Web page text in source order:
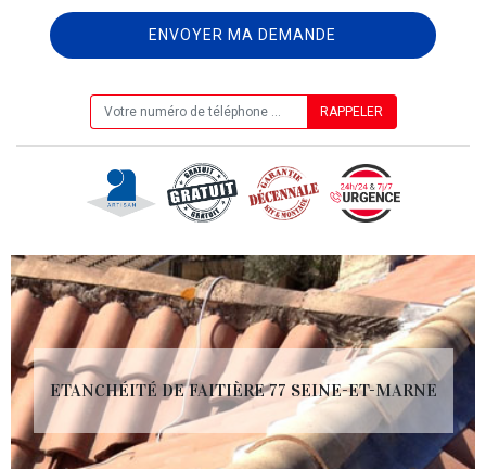
ETANCHÉITÉ DE FAITIÈRE 77 SEINE-ET-MARNE